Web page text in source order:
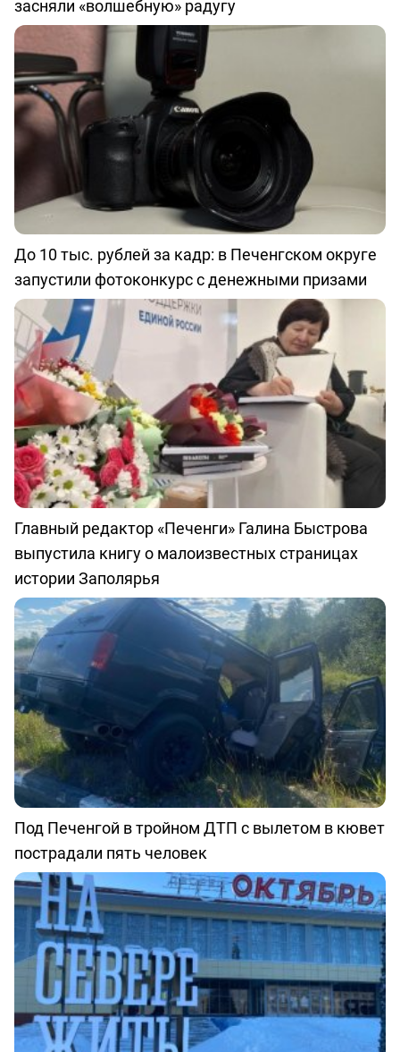
засняли «волшебную» радугу
До 10 тыс. рублей за кадр: в Печенгском округе
запустили фотоконкурс с денежными призами
Главный редактор «Печенги» Галина Быстрова
выпустила книгу о малоизвестных страницах
истории Заполярья
Под Печенгой в тройном ДТП с вылетом в кювет
пострадали пять человек